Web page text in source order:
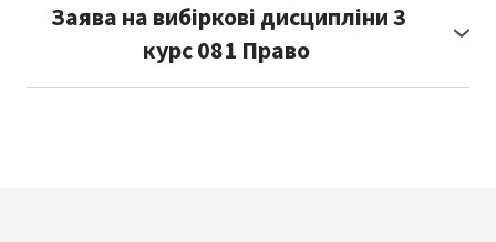
Заява на вибіркові дисципліни 3
курс 081 Право